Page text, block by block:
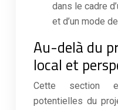
dans le cadre
et d’un mode
Au-delà du
local et
Cette section
potentielles du